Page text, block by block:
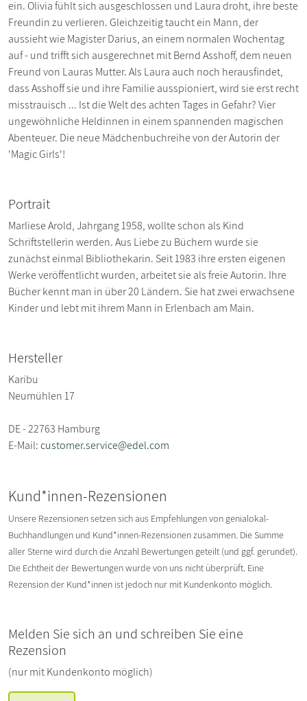
ein. Olivia fühlt sich ausgeschlossen und Laura droht, ihre beste
Freundin zu verlieren. Gleichzeitig taucht ein Mann, der
aussieht wie Magister Darius, an einem normalen Wochentag
auf - und trifft sich ausgerechnet mit Bernd Asshoff, dem neuen
Freund von Lauras Mutter. Als Laura auch noch herausfindet,
dass Asshoff sie und ihre Familie ausspioniert, wird sie erst recht
misstrauisch ... Ist die Welt des achten Tages in Gefahr? Vier
ungewöhnliche Heldinnen in einem spannenden magischen
Abenteuer. Die neue Mädchenbuchreihe von der Autorin der
'Magic Girls'!
Portrait
Marliese Arold, Jahrgang 1958, wollte schon als Kind
Schriftstellerin werden. Aus Liebe zu Büchern wurde sie
zunächst einmal Bibliothekarin. Seit 1983 ihre ersten eigenen
Werke veröffentlicht wurden, arbeitet sie als freie Autorin. Ihre
Bücher kennt man in über 20 Ländern. Sie hat zwei erwachsene
Kinder und lebt mit ihrem Mann in Erlenbach am Main.
Hersteller
Karibu
Neumühlen 17
DE - 22763 Hamburg
E-Mail:customer.service@edel.com
Kund*innen-Rezensionen
Unsere Rezensionen setzen sich aus Empfehlungen von genialokal-
Buchhandlungen und Kund*innen-Rezensionen zusammen. Die Summe
aller Sterne wird durch die Anzahl Bewertungen geteilt (und ggf. gerundet).
Die Echtheit der Bewertungen wurde von uns nicht überprüft. Eine
Rezension der Kund*innen ist jedoch nur mit Kundenkonto möglich.
Melden Sie sich an und schreiben Sie eine
Rezension
(nur mit Kundenkonto möglich)